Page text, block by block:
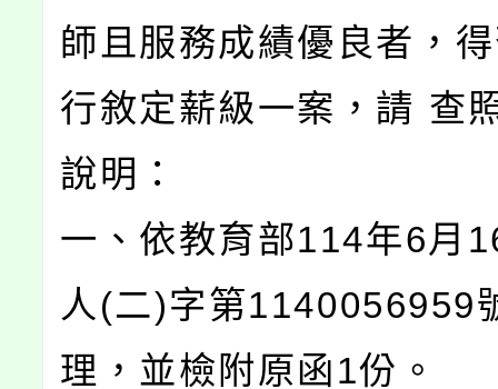
師且服務成績優良者，
行敘定薪級一案，請 查
說明：
一、依教育部114年6月
人(二)字第1140056959
理，並檢附原函1份。